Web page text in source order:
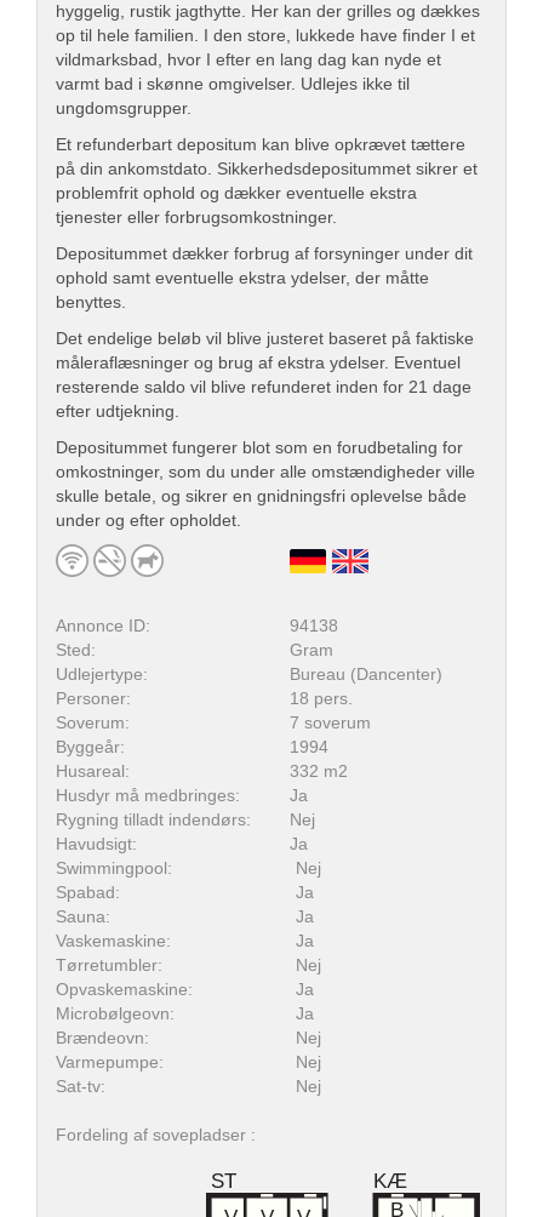
hyggelig, rustik jagthytte. Her kan der grilles og dækkes
op til hele familien. I den store, lukkede have finder I et
vildmarksbad, hvor I efter en lang dag kan nyde et
varmt bad i skønne omgivelser. Udlejes ikke til
ungdomsgrupper.
Et refunderbart depositum kan blive opkrævet tættere
på din ankomstdato. Sikkerhedsdepositummet sikrer et
problemfrit ophold og dækker eventuelle ekstra
tjenester eller forbrugsomkostninger.
Depositummet dækker forbrug af forsyninger under dit
ophold samt eventuelle ekstra ydelser, der måtte
benyttes.
Det endelige beløb vil blive justeret baseret på faktiske
måleraflæsninger og brug af ekstra ydelser. Eventuel
resterende saldo vil blive refunderet inden for 21 dage
efter udtjekning.
Depositummet fungerer blot som en forudbetaling for
omkostninger, som du under alle omstændigheder ville
skulle betale, og sikrer en gnidningsfri oplevelse både
under og efter opholdet.
Annonce ID:
94138
Sted:
Gram
Udlejertype:
Bureau (Dancenter)
Personer:
18 pers.
Soverum:
7 soverum
Byggeår:
1994
Husareal:
332 m2
Husdyr må medbringes:
Ja
Rygning tilladt indendørs:
Nej
Havudsigt:
Ja
Swimmingpool:
Nej
Spabad:
Ja
Sauna:
Ja
Vaskemaskine:
Ja
Tørretumbler:
Nej
Opvaskemaskine:
Ja
Microbølgeovn:
Ja
Brændeovn:
Nej
Varmepumpe:
Nej
Sat-tv:
Nej
Fordeling af sovepladser :